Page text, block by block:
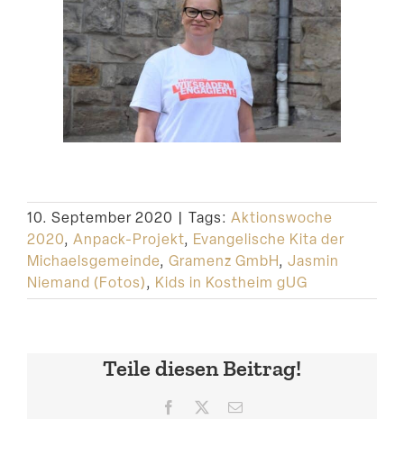
10. September 2020 | Tags: Aktionswoche
2020, Anpack-Projekt, Evangelische Kita der
Michaelsgemeinde, Gramenz GmbH, Jasmin
Niemand (Fotos), Kids in Kostheim gUG
Teile diesen Beitrag!
Facebook E-